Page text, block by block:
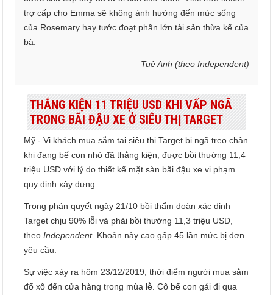
trợ cấp cho Emma sẽ không ảnh hưởng đến mức sống
của Rosemary hay tước đoạt phần lớn tài sản thừa kế của
bà.
Tuệ Anh (theo Independent)
THẮNG KIỆN 11 TRIỆU USD KHI VẤP NGÃ
TRONG BÃI ĐẬU XE Ở SIÊU THỊ TARGET
Mỹ - Vị khách mua sắm tại siêu thị Target bị ngã trẹo chân
khi đang bế con nhỏ đã thắng kiện, được bồi thường 11,4
triệu USD với lý do thiết kế mặt sàn bãi đậu xe vi phạm
quy định xây dựng.
Trong phán quyết ngày 21/10 bồi thẩm đoàn xác định
Target chịu 90% lỗi và phải bồi thường 11,3 triệu USD,
theoIndependent. Khoản này cao gấp 45 lần mức bị đơn
yêu cầu.
Sự việc xảy ra hôm 23/12/2019, thời điểm người mua sắm
đổ xô đến cửa hàng trong mùa lễ. Cô bế con gái đi qua